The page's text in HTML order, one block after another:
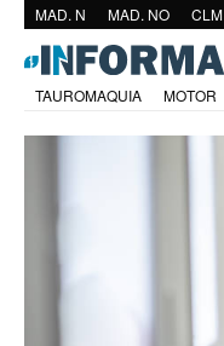
MAD. N MAD. NO CLM
TAUROMAQUIA MOTOR